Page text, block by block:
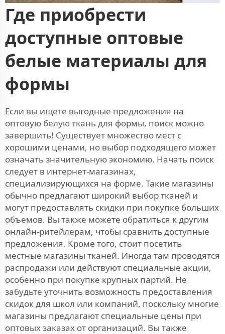
Где приобрести
доступные оптовые
белые материалы для
формы
Если вы ищете выгодные предложения на
оптовую белую ткань для формы, поиск можно
завершить! Существует множество мест с
хорошими ценами, но выбор подходящего может
означать значительную экономию. Начать поиск
следует в интернет-магазинах,
специализирующихся на форме. Такие магазины
обычно предлагают широкий выбор тканей и
могут предоставлять скидки при покупке больших
объемов. Вы также можете обратиться к другим
онлайн-ритейлерам, чтобы сравнить доступные
предложения. Кроме того, стоит посетить
местные магазины тканей. Иногда там проводятся
распродажи или действуют специальные акции,
особенно при покупке крупных партий. Не
забудьте уточнить возможность предоставления
скидок для школ или компаний, поскольку многие
магазины предлагают специальные цены при
оптовых заказах от организаций. Вы также